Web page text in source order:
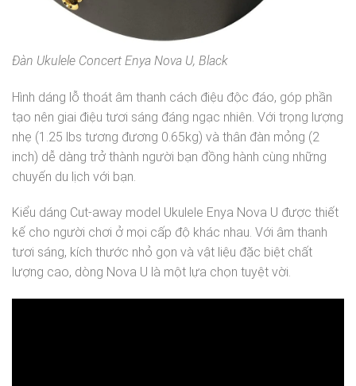
Đàn Ukulele Concert Enya Nova U, Black
Hình dáng lỗ thoát âm thanh cách điệu độc đáo, góp phần
tạo nên giai điệu tươi sáng đáng ngạc nhiên. Với trọng lượng
nhẹ (1.25 lbs tương đương 0.65kg) và thân đàn mỏng (2
inch) dễ dàng trở thành người bạn đồng hành cùng những
chuyến du lịch với bạn.
Kiểu dáng Cut-away model Ukulele Enya Nova U được thiết
kế cho người chơi ở mọi cấp độ khác nhau. Với âm thanh
tươi sáng, kích thước nhỏ gọn và vật liệu đặc biệt chất
lượng cao, dòng Nova U là một lựa chọn tuyệt vời.